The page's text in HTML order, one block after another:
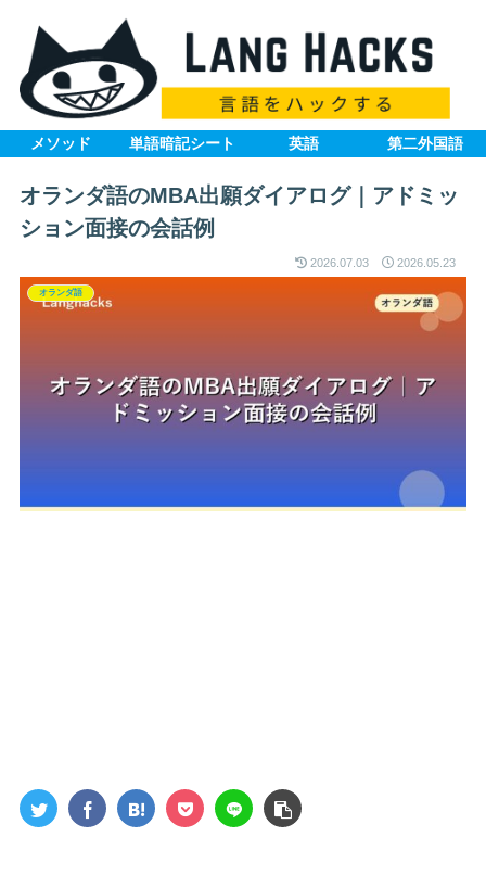
メソッド 単語暗記シート 英語 第二外国語
オランダ語のMBA出願ダイアログ｜アドミッ
ション面接の会話例
2026.07.03 2026.05.23
オランダ語